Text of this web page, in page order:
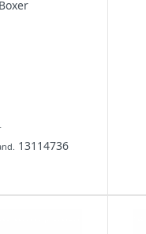
13114736